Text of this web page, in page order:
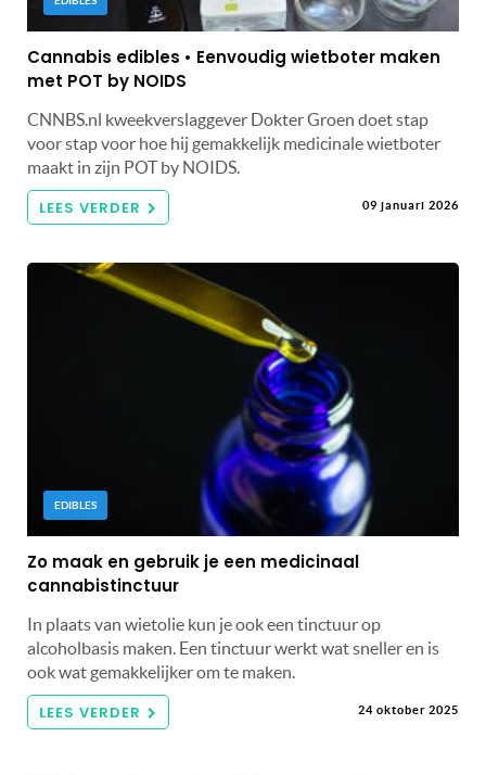
Cannabis edibles • Eenvoudig wietboter maken
met POT by NOIDS
CNNBS.nl kweekverslaggever Dokter Groen doet stap
voor stap voor hoe hij gemakkelijk medicinale wietboter
maakt in zijn POT by NOIDS.
LEES VERDER 09 januari 2026
EDIBLES
Zo maak en gebruik je een medicinaal
cannabistinctuur
In plaats van wietolie kun je ook een tinctuur op
alcoholbasis maken. Een tinctuur werkt wat sneller en is
ook wat gemakkelijker om te maken.
LEES VERDER 24 oktober 2025